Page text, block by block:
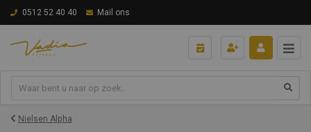
0512 52 40 40 Mail ons
Nielsen Alpha